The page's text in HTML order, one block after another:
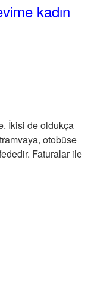
kadın
İkisi de oldukça
otobüse
Faturalar ile